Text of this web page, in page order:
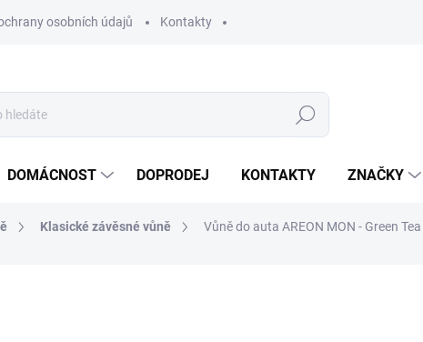
osobních údajů Kontakty
Hledat
DOMÁCNOST DOPRODEJ KONTAKTY ZNAČKY
Klasické závěsné vůně Vůně do auta AREON MON - Green